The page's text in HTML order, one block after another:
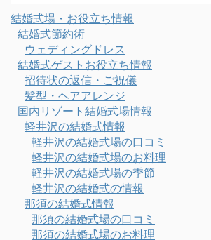
結婚式場・お役立ち情報
結婚式節約術
ウェディングドレス
結婚式ゲストお役立ち情報
招待状の返信・ご祝儀
髪型・ヘアアレンジ
国内リゾート結婚式場情報
軽井沢の結婚式情報
軽井沢の結婚式場の口コミ
軽井沢の結婚式場のお料理
軽井沢の結婚式場の季節
軽井沢の結婚式の情報
那須の結婚式情報
那須の結婚式場の口コミ
那須の結婚式場のお料理